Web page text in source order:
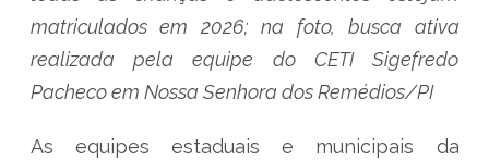
matriculados em 2026; na foto, busca ativa
realizada pela equipe do CETI Sigefredo
Pacheco em Nossa Senhora dos Remédios/PI
As equipes estaduais e municipais da